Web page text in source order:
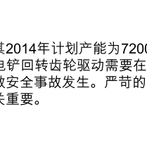
2014年计划产能为
回转齿轮驱动需要
全事故发生。严苛
要。